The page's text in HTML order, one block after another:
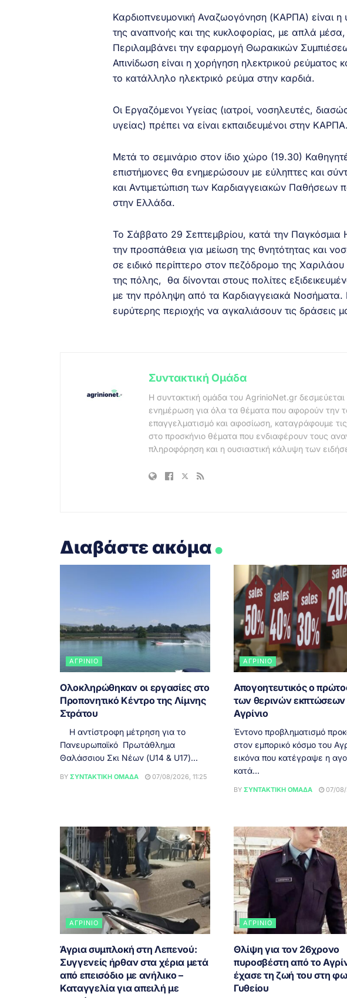
Καρδιοπνευμονική Αναζωογόνηση (ΚΑΡΠΑ) είναι η
της αναπνοής και της κυκλοφορίας, με απλά μέσα,
Περιλαμβάνει την εφαρμογή Θωρακικών
Απινίδωση είναι η χορήγηση ηλεκτρικού ρεύματος
το κατάλληλο ηλεκτρικό ρεύμα στην καρδιά.
Οι Εργαζόμενοι Υγείας (ιατροί, νοσηλευτές,
υγείας) πρέπει να είναι εκπαιδευμένοι στην ΚΑΡΠΑ.
Μετά το σεμινάριο στον ίδιο χώρο (19.30)
επιστήμονες θα ενημερώσουν με εύληπτες και
και Αντιμετώπιση των Καρδιαγγειακών Παθήσεων
στην Ελλάδα.
Το Σάββατο 29 Σεπτεμβρίου, κατά την Παγκόσμια
την προσπάθεια για μείωση της θνητότητας και
σε ειδικό περίπτερο στον πεζόδρομο της
της πόλης, θα δίνονται στους πολίτες
με την πρόληψη από τα Καρδιαγγειακά Νοσήματα.
ευρύτερης περιοχής να αγκαλιάσουν τις δράσεις
Συντακτική Ομάδα
Η συντακτική ομάδα του AgrinioNet.gr δεσμεύεται
ενημέρωση για όλα τα θέματα που αφορούν την
επαγγελματισμό και αφοσίωση, καταγράφουμε
στο προσκήνιο θέματα που ενδιαφέρουν τους
πληροφόρηση και η ουσιαστική κάλυψη των
Διαβάστε ακόμα.
ΑΓΡΊΝΙΟ
Ολοκληρώθηκαν οι εργασίες στο
Προπονητικό Κέντρο της Λίμνης
Στράτου
Η αντίστροφη μέτρηση για το
Πανευρωπαϊκό Πρωτάθλημα
Θαλάσσιου Σκι Νέων (U14 & U17)...
BY ΣΥΝΤΑΚΤΙΚΉ ΟΜΆΔΑ 07/08/2026, 11:25
ΑΓΡΊΝΙΟ
Απογοητευτικός ο
των θερινών εκπτώσεων
Αγρίνιο
Έντονο προβληματισμό
στον εμπορικό κόσμο του
εικόνα που κατέγραψε η
κατά...
BY ΣΥΝΤΑΚΤΙΚΉ ΟΜΆΔΑ 07/08/
ΑΓΡΊΝΙΟ
Άγρια συμπλοκή στη Λεπενού:
Συγγενείς ήρθαν στα χέρια μετά
από επεισόδιο με ανήλικο –
Καταγγελία για απειλή με
ΑΓΡΊΝΙΟ
Θλίψη για τον 26χρονο
πυροσβέστη από το
έχασε τη ζωή του στη
Γυθείου